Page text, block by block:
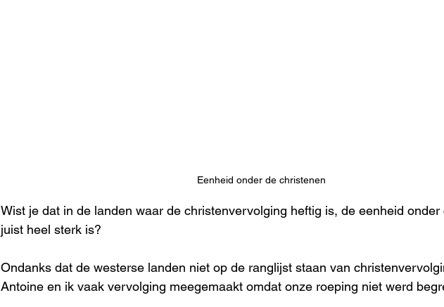
Eenheid onder de christenen
Wist je dat in de landen waar de christenvervolging heftig is, de eenheid onder
juist heel sterk is?
Ondanks dat de westerse landen niet op de ranglijst staan van
Antoine en ik vaak vervolging meegemaakt omdat onze roeping niet werd